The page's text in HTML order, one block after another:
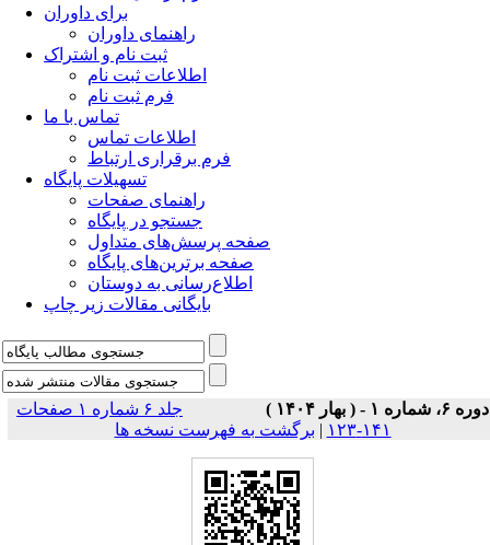
برای داوران
راهنمای داوران
ثبت نام و اشتراک
اطلاعات ثبت نام
فرم ثبت نام
تماس با ما
اطلاعات تماس
فرم برقراری ارتباط
تسهیلات پایگاه
راهنمای صفحات
جستجو در پایگاه
صفحه پرسش‌های متداول
صفحه برترین‌های پایگاه
اطلاع‌رسانی به دوستان
بایگانی مقالات زیر چاپ
دوره ۶، شماره ۱ - ( بهار ۱۴۰۴ )
جلد ۶ شماره ۱ صفحات
۱۴۱-۱۲۳
| برگشت به فهرست نسخه ها